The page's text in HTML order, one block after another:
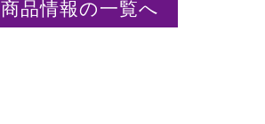
商品情報の一覧へ